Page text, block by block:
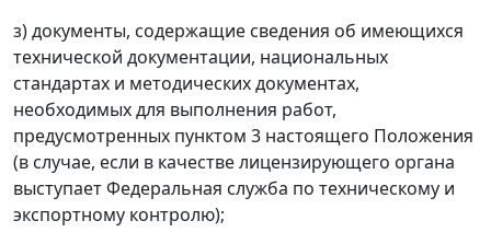
з) документы, содержащие сведения об имеющихся
технической документации, национальных
стандартах и методических документах,
необходимых для выполнения работ,
предусмотренных пунктом 3 настоящего Положения
(в случае, если в качестве лицензирующего органа
выступает Федеральная служба по техническому и
экспортному контролю);